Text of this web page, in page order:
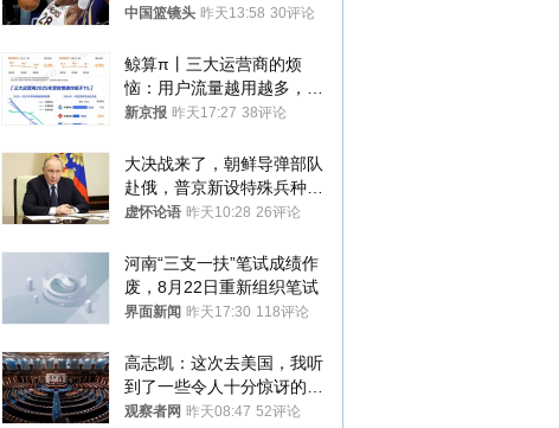
中国篮镜头 昨天13:58 30评论
鲸算π丨三大运营商的烦
恼：用户流量越用越多，收
入却越来越少
新京报 昨天17:27 38评论
大决战来了，朝鲜导弹部队
赴俄，普京新设特殊兵种，
76岁老将扛旗
虚怀论语 昨天10:28 26评论
河南“三支一扶”笔试成绩作
废，8月22日重新组织笔试
界面新闻 昨天17:30 118评论
高志凯：这次去美国，我听
到了一些令人十分惊讶的消
息
观察者网 昨天08:47 52评论